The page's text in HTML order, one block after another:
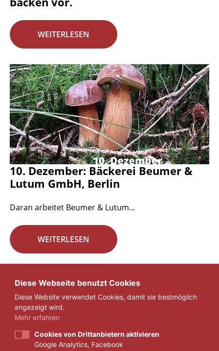
WEITERLESEN
10. Dezember: Bäckerei Beumer &
Lutum GmbH, Berlin
Daran arbeitet Beumer & Lutum...
WEITERLESEN
« 1 ... 16 17 18 ... 29 »
Diese Webseite benutzt Cookies
Diese Website verwendet Cookies, damit sie bestmöglich
angezeigt wird.
Mehr erfahren
Cookies von Drittanbietern aktivieren
Google Analytics, Facebook